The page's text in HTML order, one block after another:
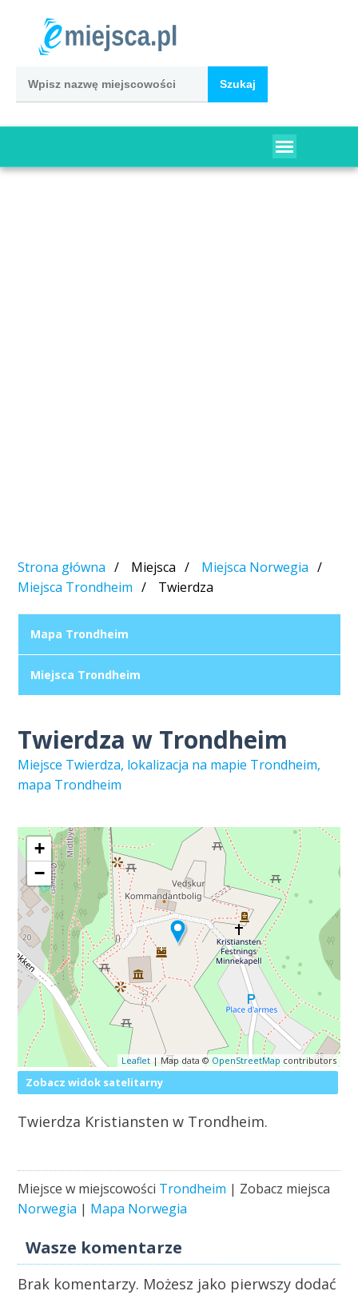
Strona główna Miejsca
Miejsca Norwegia
Miejsca Trondheim
Twierdza
Mapa Trondheim
Miejsca Trondheim
Twierdza w Trondheim
Miejsce Twierdza, lokalizacja na mapie Trondheim,
mapa Trondheim
+
−
Leaflet| Map data © OpenStreetMap contributors
Zobacz widok satelitarny
Twierdza Kristiansten w Trondheim.
Miejsce w miejscowości Trondheim | Zobacz miejsca
Norwegia | Mapa Norwegia
Wasze komentarze
Brak komentarzy. Możesz jako pierwszy dodać